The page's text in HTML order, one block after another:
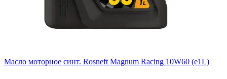
Масло моторное синт. Rosneft Magnum Racing 10W60 (e1L)